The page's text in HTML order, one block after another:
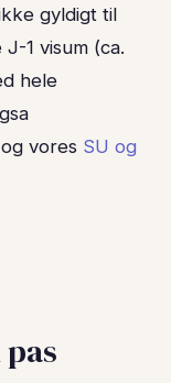
gyldigt til
1 visum (ca.
hele
og vores SU og